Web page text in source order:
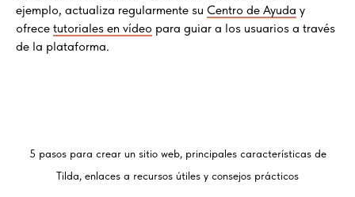
ejemplo, actualiza regularmente su Centro de Ayuda y
ofrece tutoriales en vídeo para guiar a los usuarios a través
de la plataforma.
5 pasos para crear un sitio web, principales características de
Tilda, enlaces a recursos útiles y consejos prácticos